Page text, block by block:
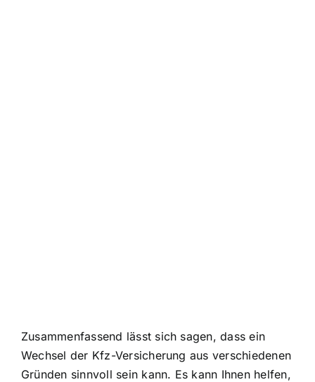
Zusammenfassend lässt sich sagen, dass ein
Wechsel der Kfz-Versicherung aus verschiedenen
Gründen sinnvoll sein kann. Es kann Ihnen helfen,